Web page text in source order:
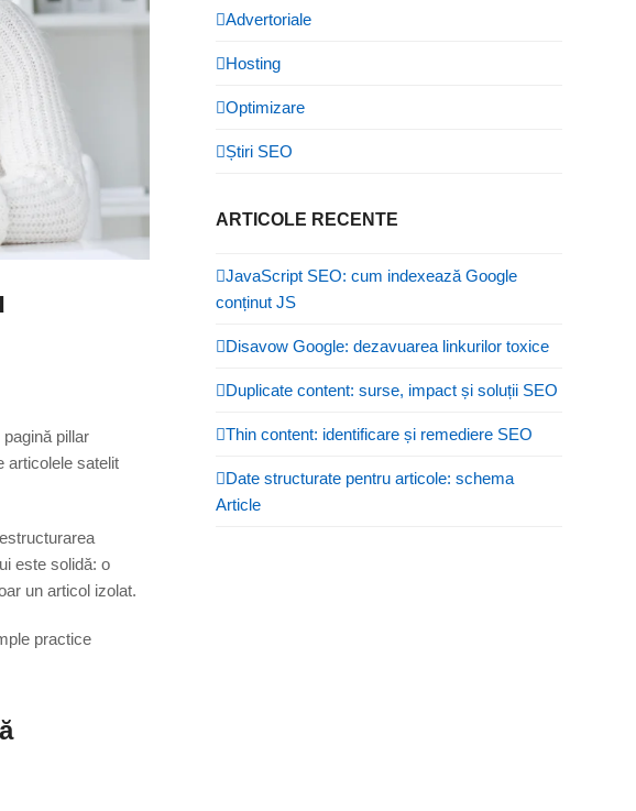
pillar
articolele satelit
este solidă: o
un articol izolat.
practice
Advertoriale
Hosting
Optimizare
Știri SEO
ARTICOLE RECENTE
JavaScript SEO: cum indexează Google
conținut JS
Disavow Google: dezavuarea linkurilor toxice
Duplicate content: surse, impact și soluții SEO
Thin content: identificare și remediere SEO
Date structurate pentru articole: schema
Article